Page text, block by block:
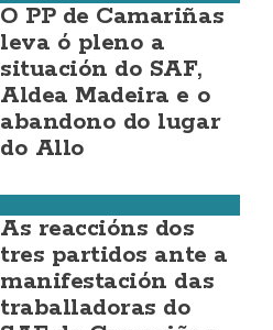
O PP de Camariñas
leva ó pleno a
situación do SAF,
Aldea Madeira e o
abandono do lugar
do Allo
As reaccións dos
tres partidos ante a
manifestación das
traballadoras do